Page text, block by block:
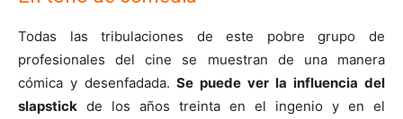
Todas las tribulaciones de este pobre grupo de
profesionales del cine se muestran de una manera
cómica y desenfadada. Se puede ver la influencia del
slapstick de los años treinta en el ingenio y en el